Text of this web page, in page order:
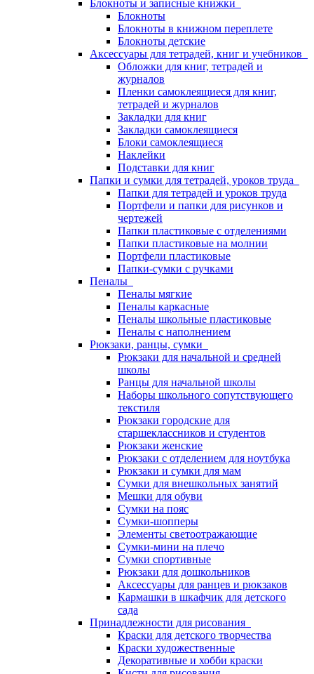
Блокноты и записные книжки
Блокноты
Блокноты в книжном переплете
Блокноты детские
Аксессуары для тетрадей, книг и учебников
Обложки для книг, тетрадей и
журналов
Пленки самоклеящиеся для книг,
тетрадей и журналов
Закладки для книг
Закладки самоклеящиеся
Блоки самоклеящиеся
Наклейки
Подставки для книг
Папки и сумки для тетрадей, уроков труда
Папки для тетрадей и уроков труда
Портфели и папки для рисунков и
чертежей
Папки пластиковые с отделениями
Папки пластиковые на молнии
Портфели пластиковые
Папки-сумки с ручками
Пеналы
Пеналы мягкие
Пеналы каркасные
Пеналы школьные пластиковые
Пеналы с наполнением
Рюкзаки, ранцы, сумки
Рюкзаки для начальной и средней
школы
Ранцы для начальной школы
Наборы школьного сопутствующего
текстиля
Рюкзаки городские для
старшеклассников и студентов
Рюкзаки женские
Рюкзаки с отделением для ноутбука
Рюкзаки и сумки для мам
Сумки для внешкольных занятий
Мешки для обуви
Сумки на пояс
Сумки-шопперы
Элементы светоотражающие
Сумки-мини на плечо
Сумки спортивные
Рюкзаки для дошкольников
Аксессуары для ранцев и рюкзаков
Кармашки в шкафчик для детского
сада
Принадлежности для рисования
Краски для детского творчества
Краски художественные
Декоративные и хобби краски